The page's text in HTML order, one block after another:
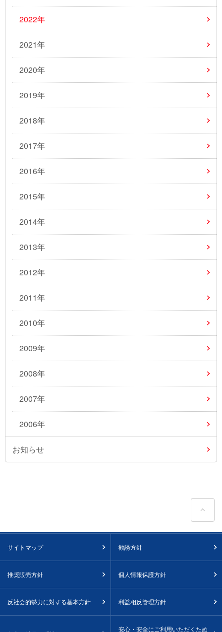
2022年
2021年
2020年
2019年
2018年
2017年
2016年
2015年
2014年
2013年
2012年
2011年
2010年
2009年
2008年
2007年
2006年
お知らせ
ペ
サイトマップ 勧誘方針
推奨販売方針 個人情報保護方針
反社会的勢力に対する基本方針 利益相反管理方針
安心・安全にご利用いただくため